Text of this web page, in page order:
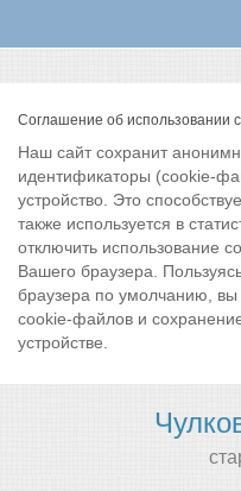
Соглашение об использовании
Наш сайт сохранит
идентификаторы (cookie-
устройство. Это
также используется в
отключить использование
Вашего браузера.
браузера по умолчанию, вы
cookie-файлов и
устройстве.